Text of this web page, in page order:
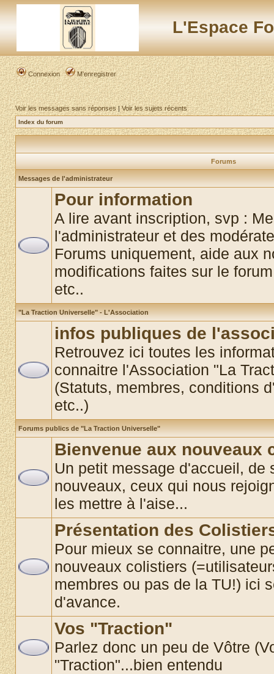
L'Espace
Connexion M’enregistrer
Voir les messages sans réponses|Voir les sujets récents
Index du forum
Forums
Messages de l'administrateur
Pour information
A lire avant inscription, svp :
l'administrateur et des
Forums uniquement, aide aux
modifications faites sur le
etc..
"La Traction Universelle" - L'Association
infos publiques de
Retrouvez ici toutes les
connaitre l'Association "La
(Statuts, membres, conditions
etc..)
Forums publics de "La Traction Universelle"
Bienvenue aux nouveaux
Un petit message d'accueil, de
nouveaux, ceux qui nous
les mettre à l'aise...
Présentation des
Pour mieux se connaitre, une
nouveaux colistiers
membres ou pas de la TU!) ici
d'avance.
Vos "Traction"
Parlez donc un peu de Vôtre
"Traction"...bien entendu